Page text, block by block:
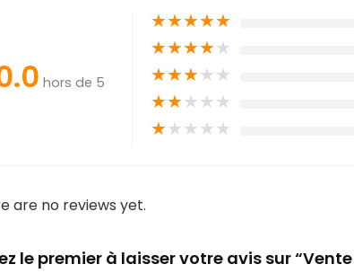
hors de 5
★★★★★
★★★★★
★★★★★
★★★★★
★★★★★
are no reviews yet.
le premier à laisser votre avis sur